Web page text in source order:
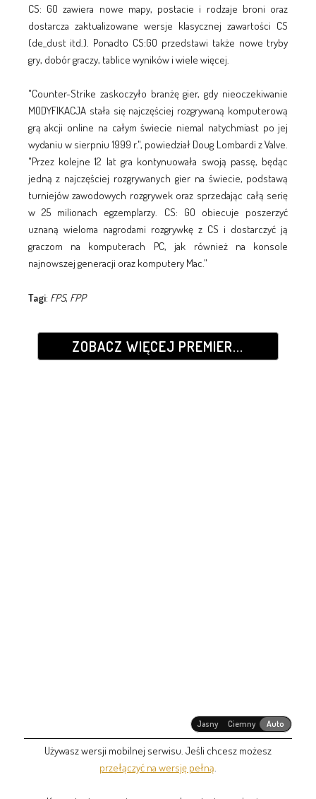
CS: GO zawiera nowe mapy, postacie i rodzaje broni oraz
dostarcza zaktualizowane wersje klasycznej zawartości CS
(de_dust itd.). Ponadto CS:GO przedstawi także nowe tryby
gry, dobór graczy, tablice wyników i wiele więcej.
"Counter-Strike zaskoczyło branżę gier, gdy nieoczekiwanie
MODYFIKACJA stała się najczęściej rozgrywaną komputerową
grą akcji online na całym świecie niemal natychmiast po jej
wydaniu w sierpniu 1999 r.", powiedział Doug Lombardi z Valve.
"Przez kolejne 12 lat gra kontynuowała swoją passę, będąc
jedną z najczęściej rozgrywanych gier na świecie, podstawą
turniejów zawodowych rozgrywek oraz sprzedając całą serię
w 25 milionach egzemplarzy. CS: GO obiecuje poszerzyć
uznaną wieloma nagrodami rozgrywkę z CS i dostarczyć ją
graczom na komputerach PC, jak również na konsole
najnowszej generacji oraz komputery Mac."
Tagi: FPS, FPP
ZOBACZ WIĘCEJ PREMIER...
Jasny Ciemny Auto
Używasz wersji mobilnej serwisu. Jeśli chcesz możesz
przełączyć na wersję pełną